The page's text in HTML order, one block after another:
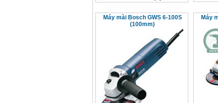
Máy mài Bosch GWS 6-100S
(100mm)
Máy